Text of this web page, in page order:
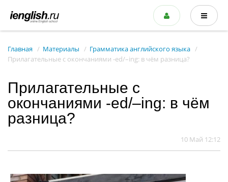
Главная Материалы
Грамматика английского языка
Прилагательные с окончаниями -ed/–ing: в чём разница?
Прилагательные с
окончаниями -ed/–ing: в чём
разница?
10 Май 12:12